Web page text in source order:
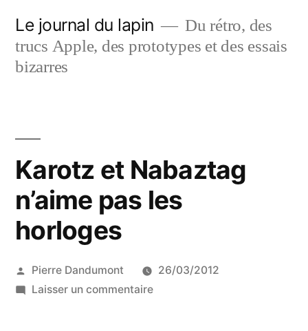
contenu
Le journal du lapin
Du rétro, des
trucs Apple, des prototypes et des essais
bizarres
Karotz et Nabaztag
n’aime pas les
horloges
Publié
par
Pierre Dandumont
26/03/2012
Laisser un commentairesur